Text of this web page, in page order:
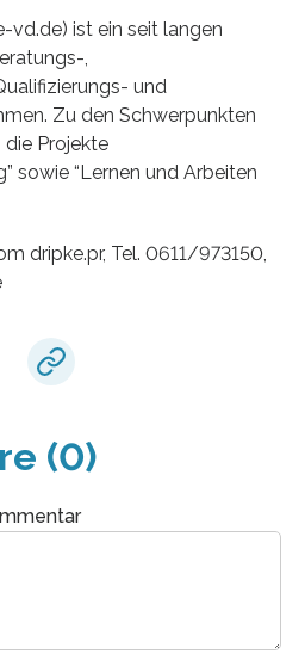
vd.de) ist ein seit langen
,
und
Zu den Schwerpunkten
Projekte
sowie “Lernen und Arbeiten
dripke.pr, Tel. 0611/973150,
(0)